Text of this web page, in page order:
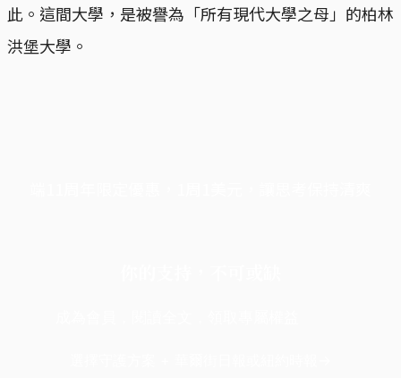
此。這間大學，是被譽為「所有現代大學之母」的柏林
洪堡大學。